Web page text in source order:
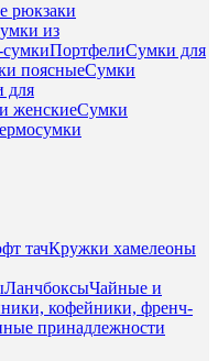
рюкзаки
из
ПортфелиСумки для
поясныеСумки
для
женскиеСумки
тачКружки хамелеоны
ЛанчбоксыЧайные и
кофейники, френч-
принадлежности